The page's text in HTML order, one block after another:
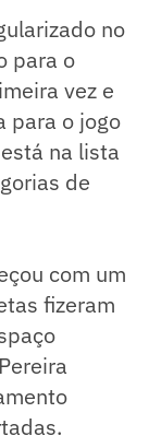
no
para o
vez e
para o jogo
na lista
de
com um
fizeram